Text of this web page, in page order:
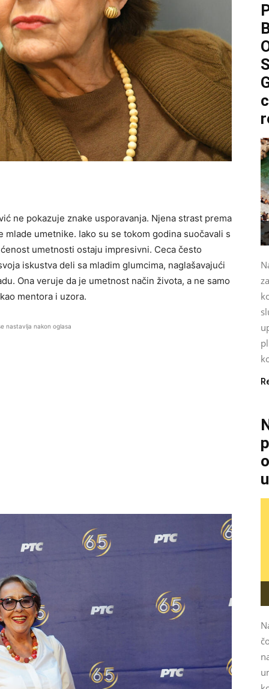
ne pokazuje znake usporavanja. Njena strast prema
umetnike. Iako su se tokom godina suočavali s
umetnosti ostaju impresivni. Ceca često
iskustva deli sa mladim glumcima, naglašavajući
Ona veruje da je umetnost način života, a ne samo
mentora i uzora.
nastavlja nakon oglasa